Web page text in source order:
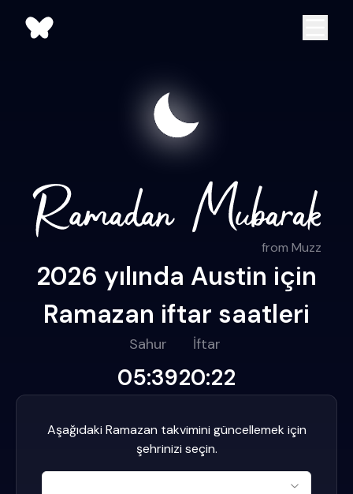
from Muzz
2026 yılında Austin için
Ramazan iftar saatleri
Sahur
05:39
İftar
20:22
Aşağıdaki Ramazan takvimini güncellemek için
şehrinizi seçin.